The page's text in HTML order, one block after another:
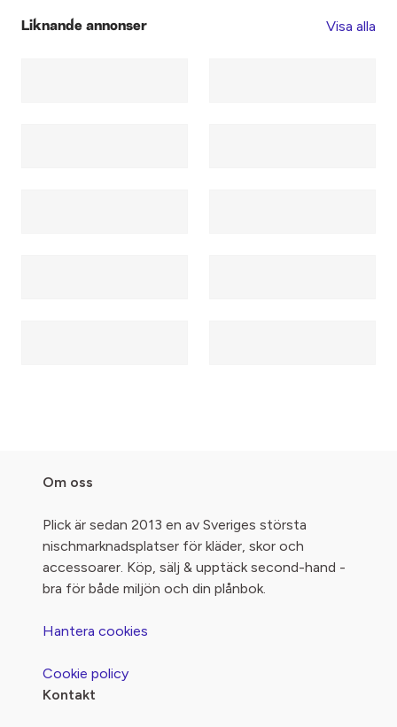
Liknande annonser Visa alla
Om oss
Plick är sedan 2013 en av Sveriges största
nischmarknadsplatser för kläder, skor och
accessoarer. Köp, sälj & upptäck second-hand -
bra för både miljön och din plånbok.
Hantera cookies
Cookie policy
Kontakt